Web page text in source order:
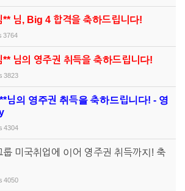
** 님, Big 4 합격을 축하드립니다!
3764
** 님의 영주권 취득을 축하드립니다!
3823
님의 영주권 취득을 축하드립니다! - 영
4304
미국취업에 이어 영주권 취득까지! 축
4050